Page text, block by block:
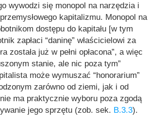
wywodzi się monopol na narzędzia i
kapitalizmu. Monopol na
dostępu do kapitału [w tym
zapłaci “daninę” właścicielowi za
została już w pełni opłacona”, a więc
stanie, ale nic poza tym”
może wymuszać “honorarium”
zarówno od ziemi, jak i od
ma praktycznie wyboru poza zgodą
jego sprzętu (zob. sek. B.3.3).